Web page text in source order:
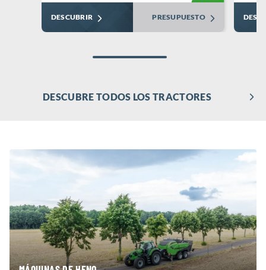
DESCUBRE TODOS LOS TRACTORES
DESCUBRIR PRESUPUESTO